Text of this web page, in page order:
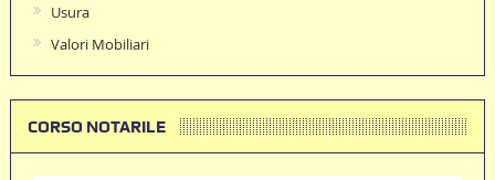
Usura
Valori Mobiliari
CORSO NOTARILE